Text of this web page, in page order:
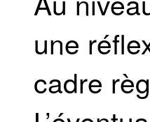
une
cadre